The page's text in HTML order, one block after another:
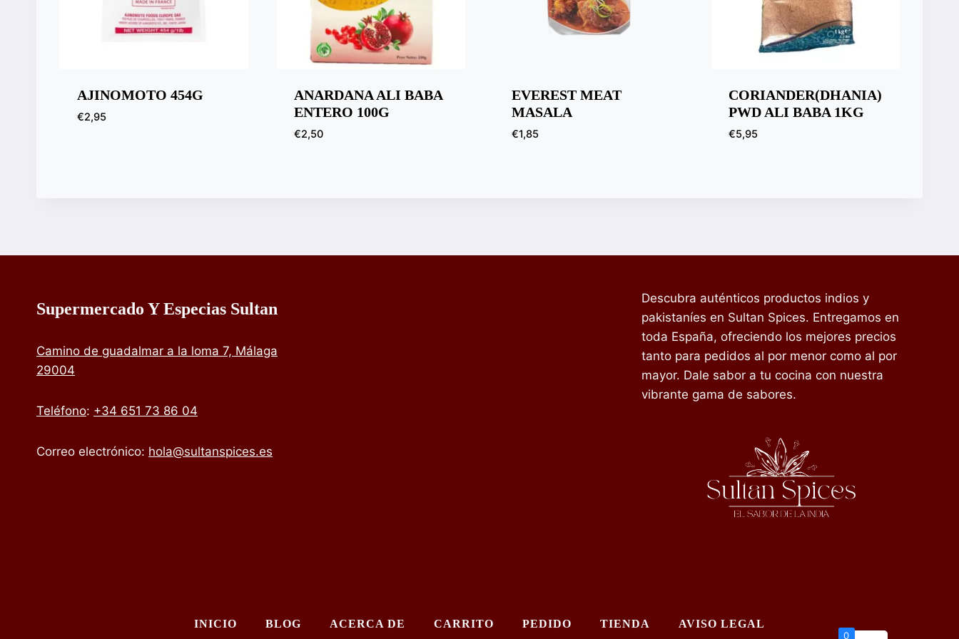
AJINOMOTO 454G
€2,95
ANARDANA ALI BABA
ENTERO 100G
€2,50
EVEREST MEAT
MASALA
€1,85
CORIANDER(DHANIA)
PWD ALI BABA 1KG
€5,95
Supermercado Y Especias Sultan
Camino de guadalmar a la loma 7, Málaga
29004
Teléfono: +34 651 73 86 04
Correo electrónico: hola@sultanspices.es
Descubra auténticos productos indios y
pakistaníes en Sultan Spices. Entregamos en
toda España, ofreciendo los mejores precios
tanto para pedidos al por menor como al por
mayor. Dale sabor a tu cocina con nuestra
vibrante gama de sabores.
INICIO BLOG ACERCA DE CARRITO PEDIDO TIENDA AVISO LEGAL
0